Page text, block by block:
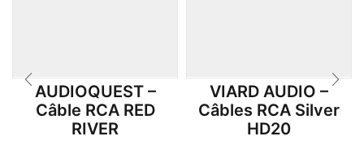
AUDIOQUEST –
Câble RCA RED
RIVER
VIARD AUDIO –
Câbles RCA Silver
HD20